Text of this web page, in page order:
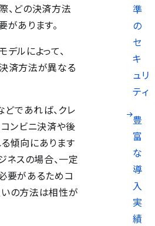
準
の
セ
キ
ュリ
ティ
豊
富
な
導
入
実
績
、どの決済方法
あります。
ルによって、
済方法が異なる
どであれば、クレ
ンビニ決済や後
傾向にあります
ネスの場合、一定
要があるためコ
の方法は相性が